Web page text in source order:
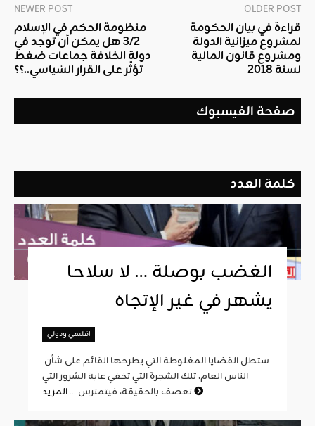
NEWER POST
منظومة الحكم في الإسلام
3/2 هل يمكن أن توجد في
دولة الخلافة جماعات ضغط
تؤثّر على القرار السّياسي..؟؟
OLDER POST
قراءة في بيان الحكومة
لمشروع ميزانية الدولة
ومشروع قانون المالية
لسنة 2018
صفحة الفيسبوك
كلمة العدد
الغضب بوصلة … لا سلاحا
يشهر في غير الإتجاه
اقليمي ودولي
الناس العام، تلك الشجرة التي تخفي غابة الشرور التي
تعصف بالحقيقة، فيتمترس ...